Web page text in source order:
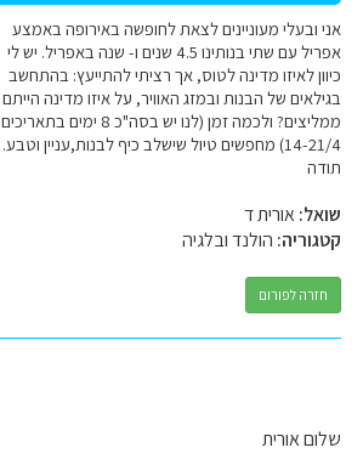
אני ובעלי מעוניינים לצאת לחופשה באירופה באמצע
אפריל עם שתי בנותינו 4.5 שנים ו- שנה באפריל. יש לי
כיוון לאיזו מדינה לטוס, אך רציתי להתייעץ: בהתחשב
בגילאים של הבנות ובמזג האוויר, על איזו מדינה הייתם
ממליצים? ולכמה זמן (לנו יש בסה"כ 8 ימים בתאריכים
14-21/4) מחפשים טיול שישלב כיף לבנות,עניין וטבע.
תודה
שואל:אורית ד
קטגוריה: הולנד ובלגיה
חזרה לפורום
שלום אורית